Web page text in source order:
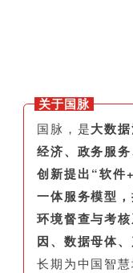
关于国脉
国脉，是大数
经济、政务服
创新提出“软件
一体服务模型
环境督查与考
因、数据母体
长期为中国智